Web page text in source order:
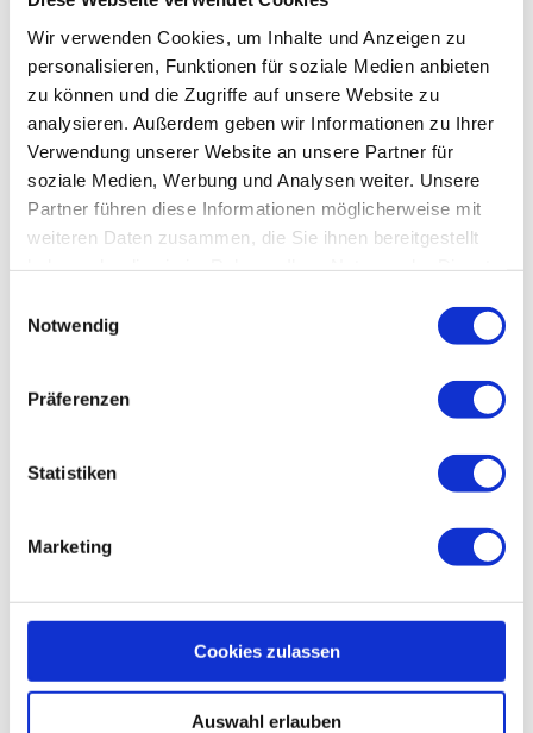
Wir verwenden Cookies, um Inhalte und Anzeigen zu
personalisieren, Funktionen für soziale Medien anbieten
zu können und die Zugriffe auf unsere Website zu
analysieren. Außerdem geben wir Informationen zu Ihrer
Verwendung unserer Website an unsere Partner für
soziale Medien, Werbung und Analysen weiter. Unsere
Partner führen diese Informationen möglicherweise mit
weiteren Daten zusammen, die Sie ihnen bereitgestellt
Notwendig
Präferenzen
Statistiken
Marketing
Cookies zulassen
Auswahl erlauben
BauPortal Fachmagazin der Berufsgenossenschaft
der Bauwirtschaft